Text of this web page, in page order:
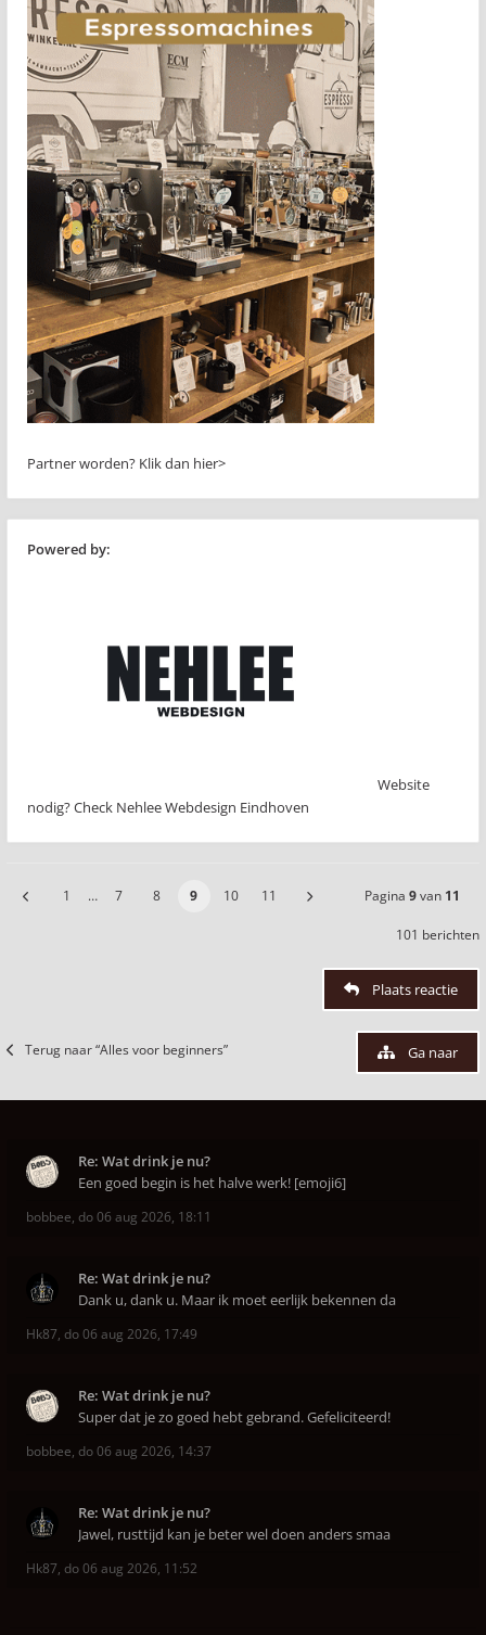
Partner worden? Klik dan hier>
Powered by:
Website
nodig? Check Nehlee Webdesign Eindhoven
1 … 7 8 9 10 11 Pagina 9van 11
101 berichten
Plaats reactie
Terug naar “Alles voor beginners” Ga naar
Re: Wat drink je nu?
Een goed begin is het halve werk! [emoji6]
bobbee, do 06 aug 2026, 18:11
Re: Wat drink je nu?
Dank u, dank u. Maar ik moet eerlijk bekennen da
Hk87, do 06 aug 2026, 17:49
Re: Wat drink je nu?
Super dat je zo goed hebt gebrand. Gefeliciteerd!
bobbee, do 06 aug 2026, 14:37
Re: Wat drink je nu?
Jawel, rusttijd kan je beter wel doen anders smaa
Hk87, do 06 aug 2026, 11:52